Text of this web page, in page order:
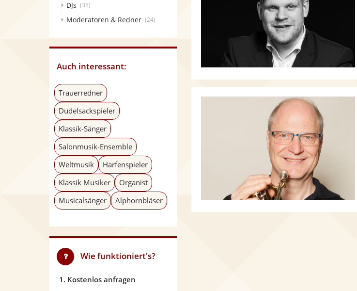
DJs (35)
Moderatoren & Redner (24)
Auch interessant:
Trauerredner
Dudelsackspieler
Klassik-Sänger
Salonmusik-Ensemble
Weltmusik
Harfenspieler
Klassik Musiker
Organist
Musicalsänger
Alphornbläser
Wie funktioniert's?
1. Kostenlos anfragen